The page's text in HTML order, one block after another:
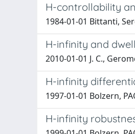
H-controllability
1984-01-01 Bittanti,
H-infinity and
2010-01-01 J. C.,
H-infinity
1997-01-01 Bolzern,
H-infinity